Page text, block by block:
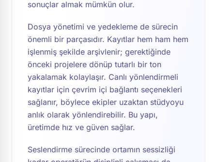
sonuçlar almak mümkün olur.
Dosya yönetimi ve yedekleme de sürecin
önemli bir parçasıdır. Kayıtlar hem ham hem
işlenmiş şekilde arşivlenir; gerektiğinde
önceki projelere dönüp tutarlı bir ton
yakalamak kolaylaşır. Canlı yönlendirmeli
kayıtlar için çevrim içi bağlantı seçenekleri
sağlanır, böylece ekipler uzaktan stüdyoyu
anlık olarak yönlendirebilir. Bu yapı,
üretimde hız ve güven sağlar.
Seslendirme sürecinde ortamın sessizliği